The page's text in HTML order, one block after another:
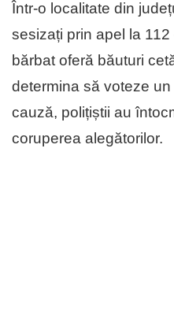
Într-o localitate din
sesizați prin apel la
bărbat oferă băuturi
determina să voteze
cauză, polițiștii au
coruperea alegătorilor.